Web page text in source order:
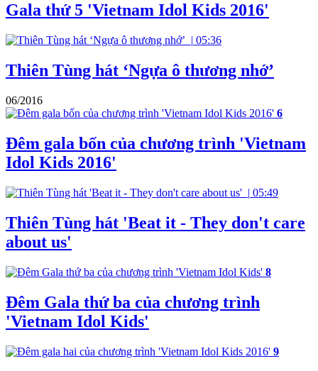
Gala thứ 5 'Vietnam Idol Kids 2016'
| 05:36
Thiên Tùng hát ‘Ngựa ô thương nhớ’
06/2016
6
Đêm gala bốn của chương trình 'Vietnam
Idol Kids 2016'
| 05:49
Thiên Tùng hát 'Beat it - They don't care
about us'
8
Đêm Gala thứ ba của chương trình
'Vietnam Idol Kids'
9